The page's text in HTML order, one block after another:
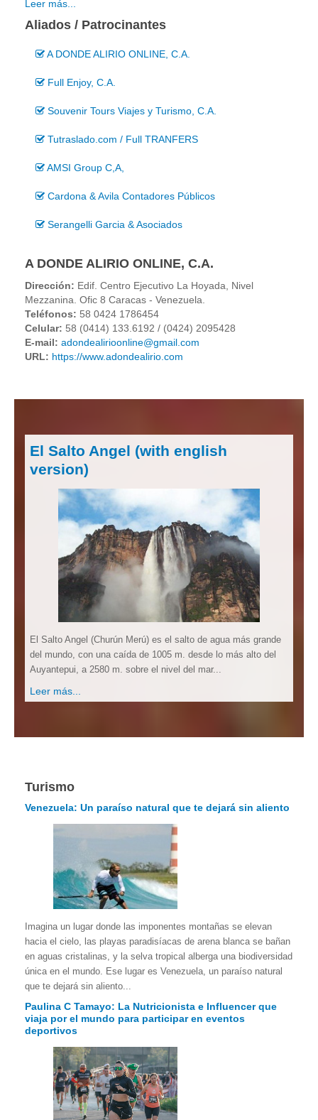
Leer más...
Aliados / Patrocinantes
A DONDE ALIRIO ONLINE, C.A.
Full Enjoy, C.A.
Souvenir Tours Viajes y Turismo, C.A.
Tutraslado.com / Full TRANFERS
AMSI Group C,A,
Cardona & Avila Contadores Públicos
Serangelli Garcia & Asociados
A DONDE ALIRIO ONLINE, C.A.
Dirección: Edif. Centro Ejecutivo La Hoyada, Nivel
Mezzanina. Ofic 8 Caracas - Venezuela.
Teléfonos: 58 0424 1786454
Celular: 58 (0414) 133.6192 / (0424) 2095428
E-mail: adondealirioonline@gmail.com
URL: https://www.adondealirio.com
El Salto Angel (with english
version)
El Salto Angel (Churún Merú) es el salto de agua más grande
del mundo, con una caída de 1005 m. desde lo más alto del
Auyantepui, a 2580 m. sobre el nivel del mar...
Leer más...
Turismo
Venezuela: Un paraíso natural que te dejará sin aliento
Imagina un lugar donde las imponentes montañas se elevan
hacia el cielo, las playas paradisíacas de arena blanca se bañan
en aguas cristalinas, y la selva tropical alberga una biodiversidad
única en el mundo. Ese lugar es Venezuela, un paraíso natural
que te dejará sin aliento...
Paulina C Tamayo: La Nutricionista e Influencer que
viaja por el mundo para participar en eventos
deportivos